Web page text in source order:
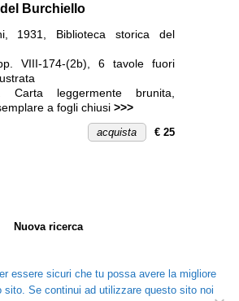
Burchiello
, 1931
Biblioteca storica del
VIII-174-(2b), 6 tavole fuori
Carta leggermente brunita,
a fogli chiusi >>>
€ 25
acquista
Nuova ricerca
| naviga veloce
essere sicuri che tu possa avere la migliore
sito. Se continui ad utilizzare questo sito noi